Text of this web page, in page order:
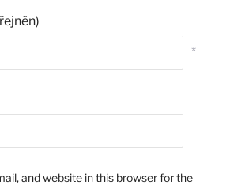
*
and website in this browser for the